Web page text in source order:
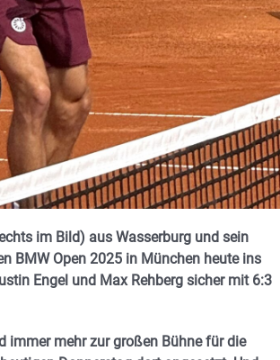
im Bild) aus Wasserburg und sein
BMW Open 2025 in München heute ins
Engel und Max Rehberg sicher mit 6:3
immer mehr zur großen Bühne für die